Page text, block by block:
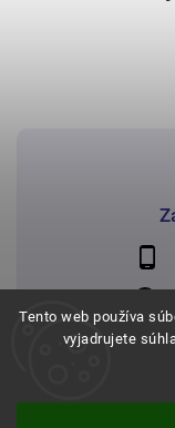
Tento web používa
vyjadrujete
Copyright